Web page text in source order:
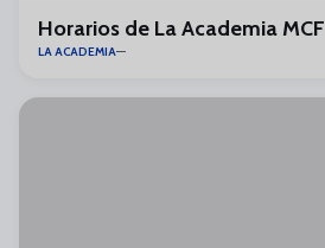
Horarios de La Academia MCF
LA ACADEMIA